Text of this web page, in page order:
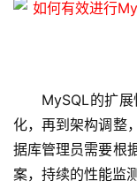
全
u
x
运
维
MySQL的扩
化，再到架构调整
据库管理员需要根
案，持续的性能监